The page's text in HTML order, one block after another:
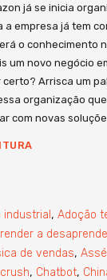
já se inicia
a empresa já tem
o conhecimento
um novo negócio
certo? Arrisca um
organização
com novas
, Adoção
a
de vendas,
, Chatbot,